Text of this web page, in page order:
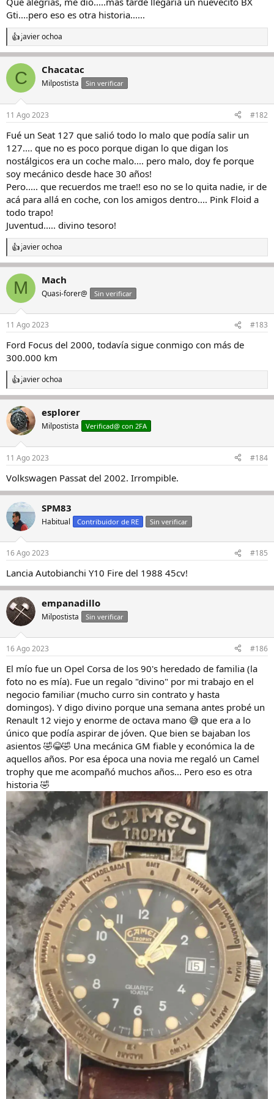
Gti....pero eso es otra historia......
R
e
c
i
e
:
javier ochoa
C Chacatac
Milpostista Sin verificar
11 Ago 2023 #182
Fué un Seat 127 que salió todo lo malo que podía salir un
127.... que no es poco porque digan lo que digan los
nostálgicos era un coche malo.... pero malo, doy fe porque
soy mecánico desde hace 30 años!
Pero..... que recuerdos me trae!! eso no se lo quita nadie, ir de
acá para allá en coche, con los amigos dentro.... Pink Floid a
todo trapo!
Juventud..... divino tesoro!
R
e
a
c
i
e
:
javier ochoa
M Mach
Quasi-forer@ Sin verificar
11 Ago 2023 #183
Ford Focus del 2000, todavía sigue conmigo con más de
300.000 km
R
e
c
c
i
e
:
javier ochoa
esplorer
Milpostista Verificad@ con 2FA
11 Ago 2023 #184
Volkswagen Passat del 2002. Irrompible.
SPM83
Habitual Contribuidor de RE Sin verificar
16 Ago 2023 #185
Lancia Autobianchi Y10 Fire del 1988 45cv!
empanadillo
Milpostista Sin verificar
16 Ago 2023 #186
El mío fue un Opel Corsa de los 90's heredado de familia (la
foto no es mía). Fue un regalo "divino" por mi trabajo en el
negocio familiar (mucho curro sin contrato y hasta
domingos). Y digo divino porque una semana antes probé un
Renault 12 viejo y enorme de octava mano 😅 que era a lo
único que podía aspirar de jóven. Que bien se bajaban los
asientos 🤣😂🤣 Una mecánica GM fiable y económica la de
aquellos años. Por esa época una novia me regaló un Camel
trophy que me acompañó muchos años... Pero eso es otra
historia 🤣